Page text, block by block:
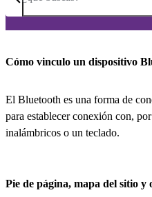
Cómo vinculo un dispositivo
El Bluetooth es una forma de
para establecer conexión con,
inalámbricos o un teclado.
Pie de página, mapa del sitio y